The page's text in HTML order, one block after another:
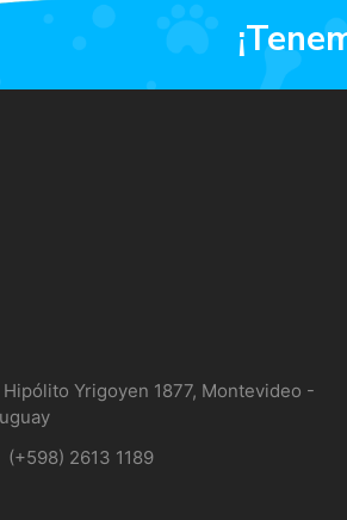
Hipólito Yrigoyen 1877, Montevideo -
(+598) 2613 1189